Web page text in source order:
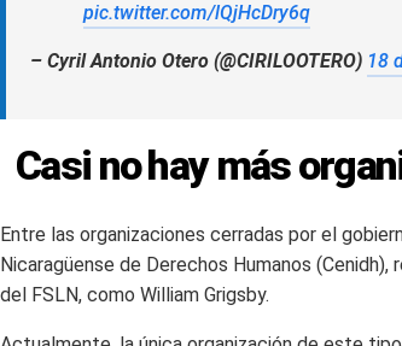
pic.twitter.com/lQjHcDry6q
– Cyril Antonio Otero (@CIRILOOTERO) 18
Casi no hay más
Entre las organizaciones cerradas por el
Nicaragüense de Derechos Humanos
del FSLN, como William Grigsby.